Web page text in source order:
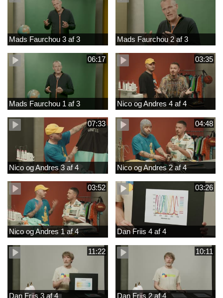
Mads Faurchou 3 af 3 Mads Faurchou 2 af 3
06:17
Mads Faurchou 1 af 3
03:35
Nico og Andres 4 af 4
07:33
Nico og Andres 3 af 4
04:48
Nico og Andres 2 af 4
03:52
Nico og Andres 1 af 4
03:26
Dan Friis 4 af 4
11:22
Dan Friis 3 af 4
10:11
Dan Friis 2 af 4